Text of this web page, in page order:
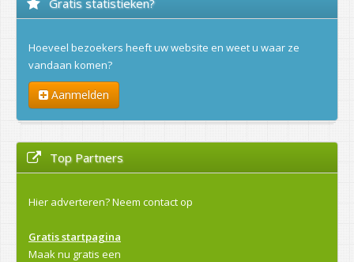
Hoeveel bezoekers heeft uw website en weet u waar ze
vandaan komen?
Aanmelden
Top Partners
Hier adverteren?Neem contact op
Gratis startpagina
Maak nu gratis een